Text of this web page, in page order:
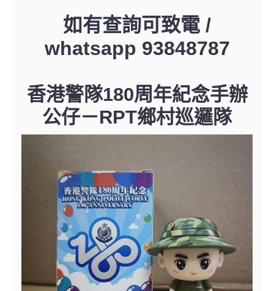
如有查詢可致電 /
whatsapp 93848787
香港警隊180周年紀念手辦
公仔－RPT鄉村巡邏隊